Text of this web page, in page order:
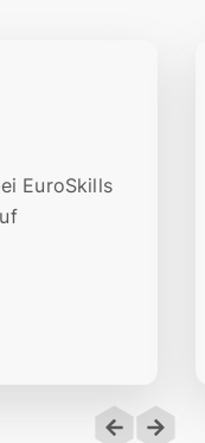
EuroSkills